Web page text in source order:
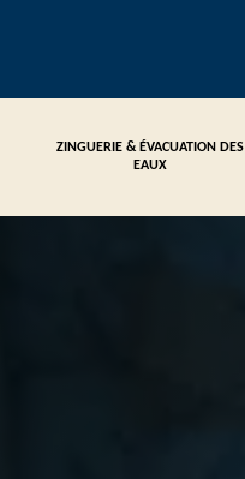
ZINGUERIE & ÉVACUATION DES
EAUX